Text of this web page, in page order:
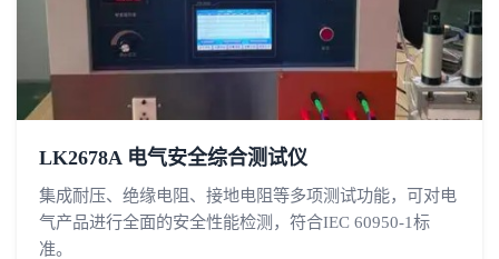
LK2678A 电气安全综合测试仪
集成耐压、绝缘电阻、接地电阻等多项测试功能，可对电
气产品进行全面的安全性能检测，符合IEC 60950-1标
准。